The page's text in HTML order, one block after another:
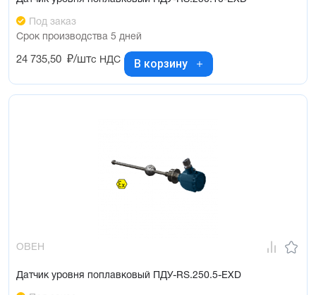
Под заказ
Срок производства 5 дней
24 735,50 ₽/штс НДС В корзину
ОВЕН
Датчик уровня поплавковый ПДУ-RS.250.5-ЕХD